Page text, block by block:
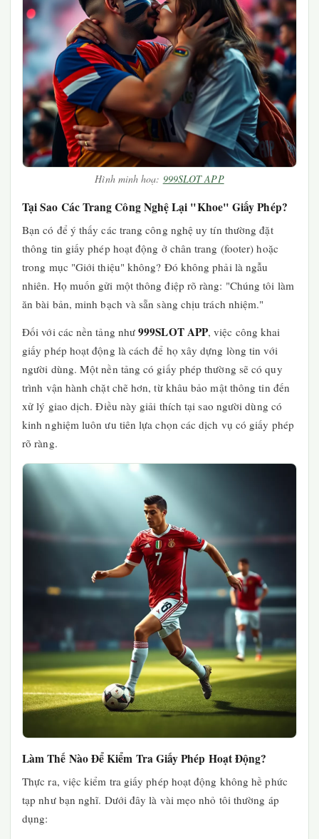
Hình minh hoạ: 999SLOT APP
Tại Sao Các Trang Công Nghệ Lại "Khoe" Giấy Phép?
Bạn có để ý thấy các trang công nghệ uy tín thường đặt
thông tin giấy phép hoạt động ở chân trang (footer) hoặc
trong mục "Giới thiệu" không? Đó không phải là ngẫu
nhiên. Họ muốn gửi một thông điệp rõ ràng: "Chúng tôi làm
ăn bài bản, minh bạch và sẵn sàng chịu trách nhiệm."
Đối với các nền tảng như999SLOT APP, việc công khai
giấy phép hoạt động là cách để họ xây dựng lòng tin với
người dùng. Một nền tảng có giấy phép thường sẽ có quy
trình vận hành chặt chẽ hơn, từ khâu bảo mật thông tin đến
xử lý giao dịch. Điều này giải thích tại sao người dùng có
kinh nghiệm luôn ưu tiên lựa chọn các dịch vụ có giấy phép
rõ ràng.
Làm Thế Nào Để Kiểm Tra Giấy Phép Hoạt Động?
Thực ra, việc kiểm tra giấy phép hoạt động không hề phức
tạp như bạn nghĩ. Dưới đây là vài mẹo nhỏ tôi thường áp
dụng: